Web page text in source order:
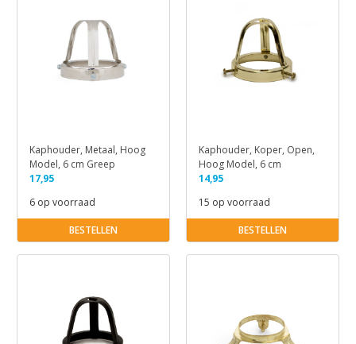
Kaphouder, Metaal, Hoog
Model, 6 cm Greep
17,95
6 op voorraad
BESTELLEN
Kaphouder, Koper, Open,
Hoog Model, 6 cm
14,95
15 op voorraad
BESTELLEN